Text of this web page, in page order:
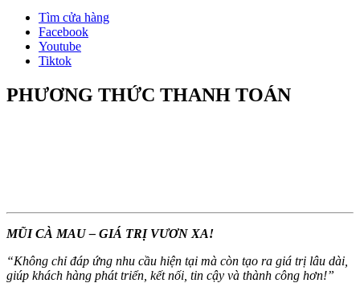
Tìm cửa hàng
Facebook
Youtube
Tiktok
PHƯƠNG THỨC THANH TOÁN
MŨI CÀ MAU – GIÁ TRỊ VƯƠN XA!
“Không chỉ đáp ứng nhu cầu hiện tại mà còn tạo ra giá trị lâu dài,
giúp khách hàng phát triển, kết nối, tin cậy và thành công hơn!”